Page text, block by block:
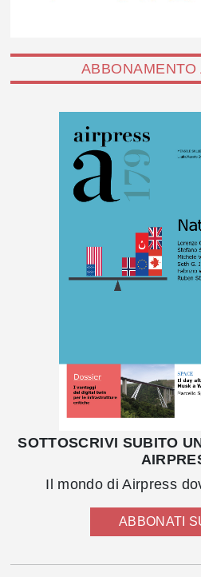
ABBONAMENTO
SOTTOSCRIVI SUBITO
Il mondo di Airpress
ABBONATI